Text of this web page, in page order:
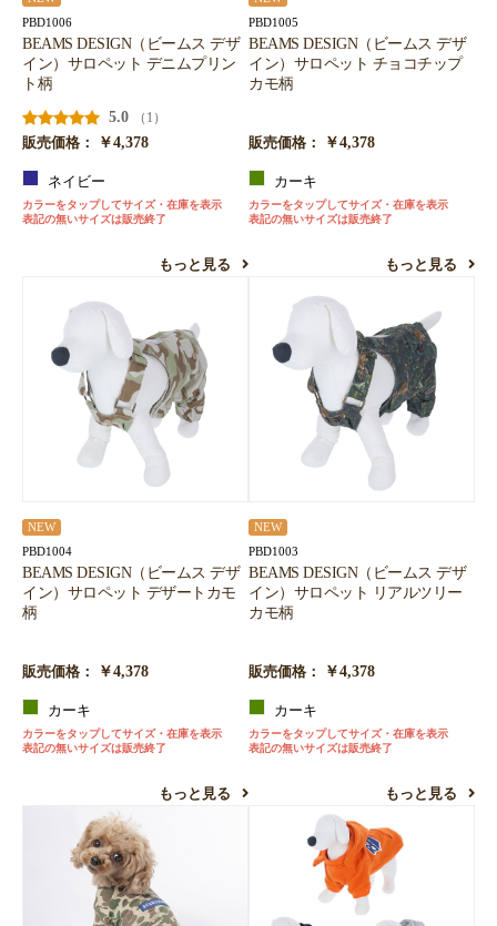
PBD1006
BEAMS DESIGN（ビームス デザ
イン）サロペット デニムプリン
ト柄
5.0
（1）
販売価格：
￥4,378
ネイビー
カラーをタップしてサイズ・在庫を表示
表記の無いサイズは販売終了
もっと見る
PBD1005
BEAMS DESIGN（ビームス デザ
イン）サロペット チョコチップ
カモ柄
販売価格： ￥4,378
カーキ
カラーをタップしてサイズ・在庫を表示
表記の無いサイズは販売終了
もっと見る
NEW
PBD1004
BEAMS DESIGN（ビームス デザ
イン）サロペット デザートカモ
柄
販売価格： ￥4,378
カーキ
カラーをタップしてサイズ・在庫を表示
表記の無いサイズは販売終了
もっと見る
NEW
PBD1003
BEAMS DESIGN（ビームス デザ
イン）サロペット リアルツリー
カモ柄
販売価格： ￥4,378
カーキ
カラーをタップしてサイズ・在庫を表示
表記の無いサイズは販売終了
もっと見る